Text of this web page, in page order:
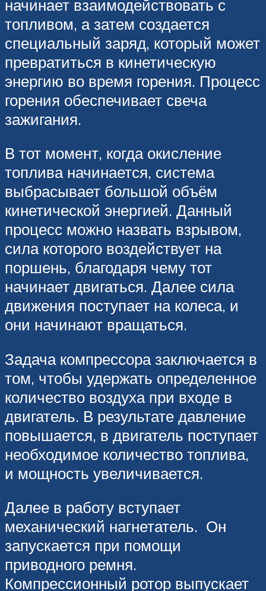
начинает взаимодействовать с
топливом, а затем создается
специальный заряд, который может
превратиться в кинетическую
энергию во время горения. Процесс
горения обеспечивает свеча
зажигания.
В тот момент, когда окисление
топлива начинается, система
выбрасывает большой объём
кинетической энергией. Данный
процесс можно назвать взрывом,
сила которого воздействует на
поршень, благодаря чему тот
начинает двигаться. Далее сила
движения поступает на колеса, и
они начинают вращаться.
Задача компрессора заключается в
том, чтобы удержать определенное
количество воздуха при входе в
двигатель. В результате давление
повышается, в двигатель поступает
необходимое количество топлива,
и мощность увеличивается.
Далее в работу вступает
механический нагнетатель. Он
запускается при помощи
приводного ремня.
Компрессионный ротор выпускает